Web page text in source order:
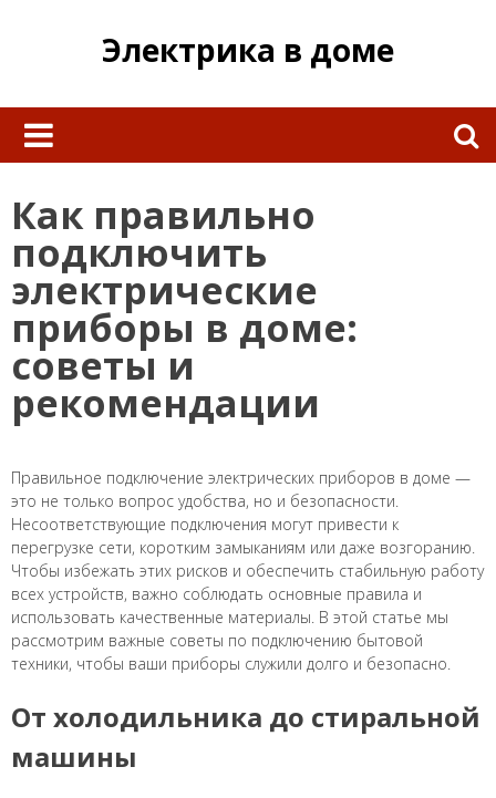
Электрика в доме
Найти:
Как правильно
подключить
электрические
приборы в доме:
советы и
рекомендации
Правильное подключение электрических приборов в доме —
это не только вопрос удобства, но и безопасности.
Несоответствующие подключения могут привести к
перегрузке сети, коротким замыканиям или даже возгоранию.
Чтобы избежать этих рисков и обеспечить стабильную работу
всех устройств, важно соблюдать основные правила и
использовать качественные материалы. В этой статье мы
рассмотрим важные советы по подключению бытовой
техники, чтобы ваши приборы служили долго и безопасно.
От холодильника до стиральной
машины